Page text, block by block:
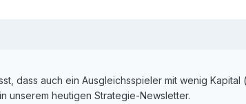
mit 4 Stücken gesetzt, bis der Verlust getilgt
dass auch ein Ausgleichsspieler mit wenig
unserem heutigen Strategie-Newsletter.